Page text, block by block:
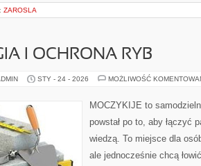
ZAROSLA
I OCHRONA RYB
STY - 24 - 2026 MOŻLIWOŚĆ
MOCZYKIJE to
powstał po to, aby łączyć
wiedzą. To miejsce dla
ale jednocześnie chcą